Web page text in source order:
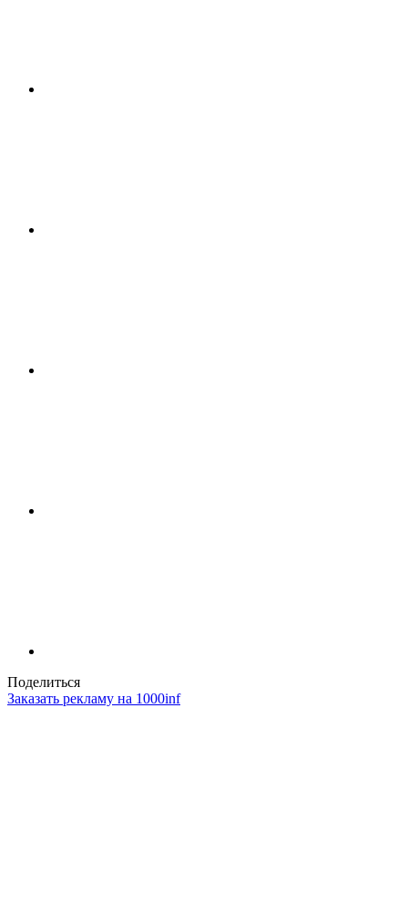
Поделиться
Заказать рекламу на 1000inf